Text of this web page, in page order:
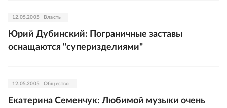
12.05.2005 Власть
Юрий Дубинский: Пограничные заставы
оснащаются "суперизделиями"
12.05.2005 Общество
Екатерина Семенчук: Любимой музыки очень